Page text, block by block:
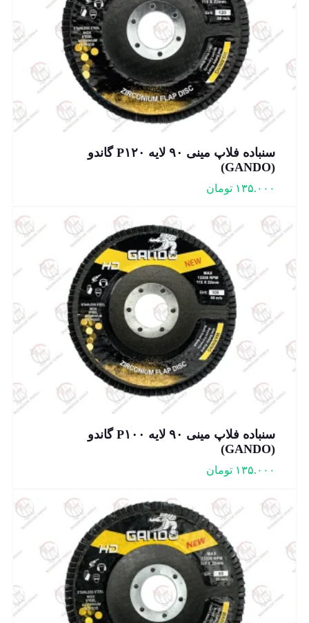
سنباده فلاپ مینی ۹۰ لایه P۱۲۰ گاندو
(GANDO)
۱۳۵.۰۰۰ تومان
سنباده فلاپ مینی ۹۰ لایه P۱۰۰ گاندو
(GANDO)
۱۳۵.۰۰۰ تومان